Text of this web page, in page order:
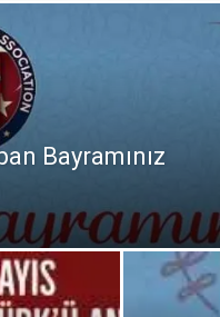
Bayramınız